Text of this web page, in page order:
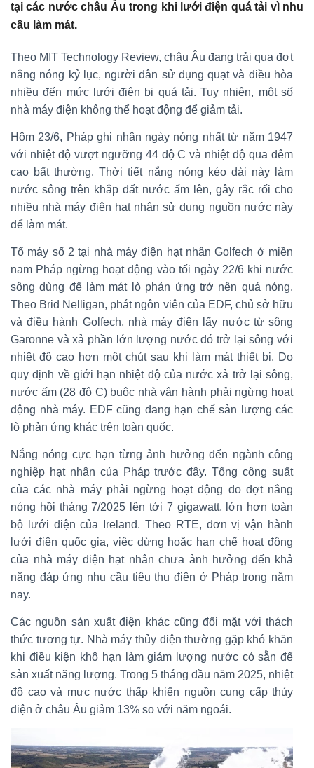
tại các nước châu Âu trong khi lưới điện quá tải vì nhu
cầu làm mát.
Theo MIT Technology Review, châu Âu đang trải qua đợt
nắng nóng kỷ lục, người dân sử dụng quạt và điều hòa
nhiều đến mức lưới điện bị quá tải. Tuy nhiên, một số
nhà máy điện không thể hoạt động để giảm tải.
Hôm 23/6, Pháp ghi nhận ngày nóng nhất từ năm 1947
với nhiệt độ vượt ngưỡng 44 độ C và nhiệt độ qua đêm
cao bất thường. Thời tiết nắng nóng kéo dài này làm
nước sông trên khắp đất nước ấm lên, gây rắc rối cho
nhiều nhà máy điện hạt nhân sử dụng nguồn nước này
để làm mát.
Tổ máy số 2 tại nhà máy điện hạt nhân Golfech ở miền
nam Pháp ngừng hoạt động vào tối ngày 22/6 khi nước
sông dùng để làm mát lò phản ứng trở nên quá nóng.
Theo Brid Nelligan, phát ngôn viên của EDF, chủ sở hữu
và điều hành Golfech, nhà máy điện lấy nước từ sông
Garonne và xả phần lớn lượng nước đó trở lại sông với
nhiệt độ cao hơn một chút sau khi làm mát thiết bị. Do
quy định về giới hạn nhiệt độ của nước xả trở lại sông,
nước ấm (28 độ C) buộc nhà vận hành phải ngừng hoạt
động nhà máy. EDF cũng đang hạn chế sản lượng các
lò phản ứng khác trên toàn quốc.
Nắng nóng cực hạn từng ảnh hưởng đến ngành công
nghiệp hạt nhân của Pháp trước đây. Tổng công suất
của các nhà máy phải ngừng hoạt động do đợt nắng
nóng hồi tháng 7/2025 lên tới 7 gigawatt, lớn hơn toàn
bộ lưới điện của Ireland. Theo RTE, đơn vị vận hành
lưới điện quốc gia, việc dừng hoặc hạn chế hoạt động
của nhà máy điện hạt nhân chưa ảnh hưởng đến khả
năng đáp ứng nhu cầu tiêu thụ điện ở Pháp trong năm
nay.
Các nguồn sản xuất điện khác cũng đối mặt với thách
thức tương tự. Nhà máy thủy điện thường gặp khó khăn
khi điều kiện khô hạn làm giảm lượng nước có sẵn để
sản xuất năng lượng. Trong 5 tháng đầu năm 2025, nhiệt
độ cao và mực nước thấp khiến nguồn cung cấp thủy
điện ở châu Âu giảm 13% so với năm ngoái.